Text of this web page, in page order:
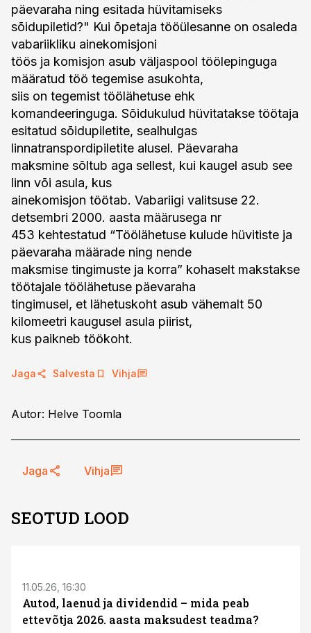
päevaraha ning esitada hüvitamiseks
sõidupiletid?" Kui õpetaja tööülesanne on osaleda
vabariikliku ainekomisjoni
töös ja komisjon asub väljaspool töölepinguga
määratud töö tegemise asukohta,
siis on tegemist töölähetuse ehk
komandeeringuga. Sõidukulud hüvitatakse töötaja
esitatud sõidupiletite, sealhulgas
linnatranspordipiletite alusel. Päevaraha
maksmine sõltub aga sellest, kui kaugel asub see
linn või asula, kus
ainekomisjon töötab. Vabariigi valitsuse 22.
detsembri 2000. aasta määrusega nr
453 kehtestatud “Töölähetuse kulude hüvitiste ja
päevaraha määrade ning nende
maksmise tingimuste ja korra” kohaselt makstakse
töötajale töölähetuse päevaraha
tingimusel, et lähetuskoht asub vähemalt 50
kilomeetri kaugusel asula piirist,
kus paikneb töökoht.
Jaga Salvesta Vihja
Autor: Helve Toomla
Jaga Vihja
SEOTUD LOOD
11.05.26, 16:30
Autod, laenud ja dividendid – mida peab
ettevõtja 2026. aasta maksudest teadma?